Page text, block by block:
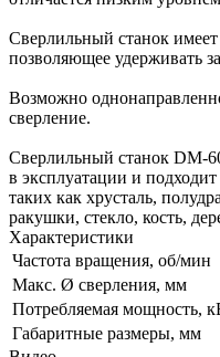
Сверлильный станок
позволяющее удерживать
Возможно
сверление.
Сверлильный станок DM-
в эксплуатации и
таких как хрусталь,
ракушки, стекло, кость,
Характеристики
Частота вращения, об/мин
Макс. Ø сверления, мм
Потребляемая мощность,
Габаритные размеры, мм